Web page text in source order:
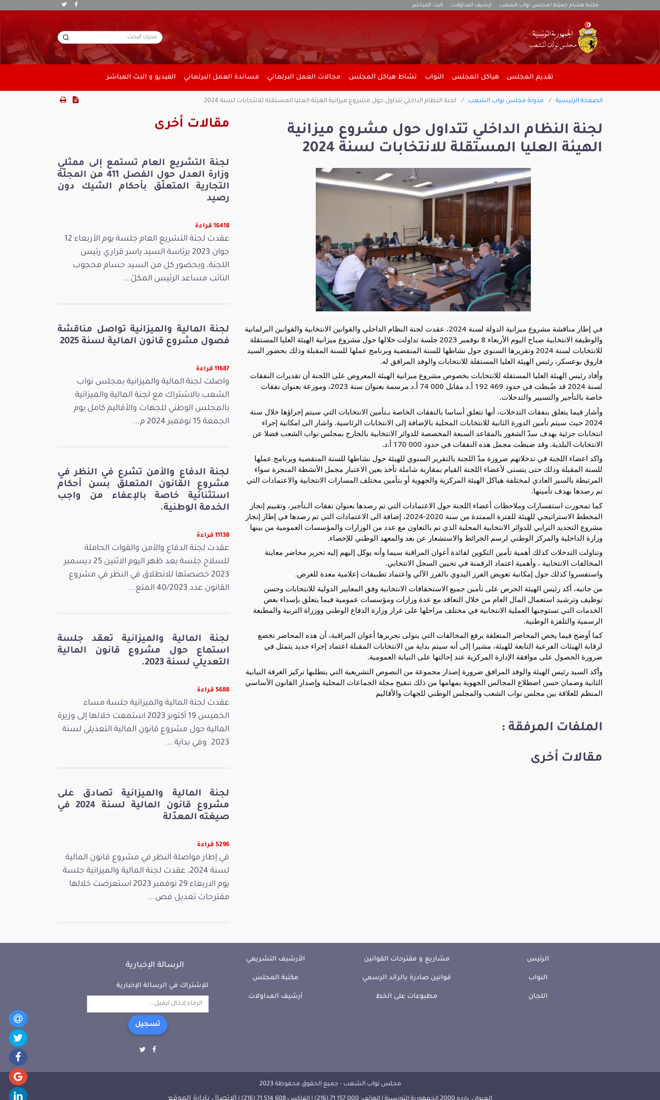
مكتبة هشام جعيّط لمجلس نواب الشعب أرشيف المداولات البث المباشر
تقديم المجلس هياكل المجلس النواب نشاط هياكل المجلس مجالات العمل البرلماني مساندة العمل البرلماني الفيديو و البث المباشر
الصفحة الرئيسية مدونة مجلس نواب الشعب لجنة النظام الداخلي تتداول حول مشروع ميزانية الهيئة العليا المستقلة للانتخابات لسنة 2024
لجنة النظام الداخلي تتداول حول مشروع ميزانية
الهيئة العليا المستقلة للانتخابات لسنة 2024
في إطار مناقشة مشروع ميزانية الدولة لسنة 2024، عقدت لجنة النظام الداخلي والقوانين الانتخابية والقوانين البرلمانية
والوظيفة الانتخابية صباح اليوم الأربعاء 8 نوفمبر 2023 جلسة تداولت خلالها حول مشروع ميزانية الهيئة العليا المستقلة
للانتخابات لسنة 2024 وتقريرها السنوي حول نشاطها للسنة المنقضية وبرنامج عملها للسنة المقبلة وذلك بحضور السيد
فاروق بوعسكر، رئيس الهيئة العليا المستقلة للانتخابات والوفد المرافق له.
وأفاد رئيس الهيئة العليا المستقلة للانتخابات بخصوص مشروع ميزانية الهيئة المعروض على اللجنة أن تقديرات النفقات
لسنة 2024 قد ضُبطت في حدود 469 192 أ.د مقابل 000 74 أ.د مرسمة بعنوان سنة 2023، وموزعة بعنوان نفقات
خاصة بالتأجير والتسيير والتدخلات.
وأشار فيما يتعلق بنفقات التدخلات، أنها تتعلق أساسا بالنفقات الخاصة بـتأمين الانتخابات التي سيتم إجراؤها خلال سنة
2024 حيث سيتم تأمين الدورة الثانية للانتخابات المحلية بالإضافة إلى الانتخابات الرئاسية. واشار الى امكانية إجراء
انتخابات جزئية بهدف سدّ الشغور بالمقاعد السبعة المخصصة للدوائر الانتخابية بالخارج بمجلس نواب الشعب فضلا عن
الانتخابات البلدية. وقد ضبطت مجمل هذه النفقات في حدود 000 170 أ.د.
واكد اعضاء اللجنة في تدخلاتهم ضرورة مدّ اللجنة بالتقرير السنوي للهيئة حول نشاطها للسنة المنقضية وبرنامج عملها
للسنة المقبلة وذلك حتى يتسنى لأعضاء اللجنة القيام بمقاربة شاملة تأخذ بعين الاعتبار مجمل الأنشطة المنجزة سواء
المرتبطة بالسير العادي لمختلفة هياكل الهيئة المركزية والجهوية أو بتأمين مختلف المسارات الانتخابية والاعتمادات التي
تم رصدها بهدف تأمينها.
كما تمحورت استفسارات وملاحظات أعضاء اللجنة حول الاعتمادات التي تم رصدها بعنوان نفقات الـتأجير، وتقييم إنجاز
المخطط الاستراتيجي للهيئة للفترة الممتدة من سنة 2020-2024، إضافة الى الاعتمادات التي تم رصدها في إطار إنجاز
مشروع التحديد الترابي للدوائر الانتخابية المحلية الذي تم بالتعاون مع عدد من الوزارات والمؤسسات العمومية من بينها
وزارة الداخلية والمركز الوطني لرسم الخرائط والاستشعار عن بعد والمعهد الوطني للإحصاء.
وتناولت التدخلات كذلك أهمية تأمين التكوين لفائدة أعوان المراقبة سيما وأنه يوكل إليهم إليه تحرير محاضر معاينة
المخالفات الانتخابية ، وأهمية اعتماد الرقمنة في تحيين السجل الانتخابي.
واستفسروا كذلك حول إمكانية تعويض الفرز اليدوي بالفرز الآلي واعتماد تطبيقات إعلامية معدة للغرض.
من جانبه، أكد رئيس الهيئة الحرص على تأمين جميع الاستحقاقات الانتخابية وفق المعايير الدولية للانتخابات وحسن
توظيف وترشيد استعمال المال العام من خلال التعاقد مع عدة وزارات ومؤسسات عمومية فيما يتعلق بإسداء بعض
الخدمات التي تستوجبها العملية الانتخابية في مختلف مراحلها على غرار وزارة الدفاع الوطني ووزراة التربية والمطبعة
الرسمية والتلفزة الوطنية.
كما أوضح فيما يخص المحاضر المتعلقة برفع المخالفات التي يتولى تحريرها أعوان المراقبة، أن هذه المحاضر تخضع
لرقابة الهيئات الفرعية التابعة للهيئة، مشيرا إلى أنه سيتم بداية من الانتخابات المقبلة اعتماد إجراء جديد يتمثل في
ضرورة الحصول على موافقة الإدارة المركزية عند إحالتها على النيابة العمومية.
وأكد السيد رئيس الهيئة والوفد المرافق ضرورة إصدار مجموعة من النصوص التشريعية التي يتطلبها تركيز الغرفة النيابية
الثانية وضمان حسن اضطلاع المجالس الجهوية بمهامها من ذلك تنقيح مجلة الجماعات المحلية وإصدار القانون الأساسي
المنظم للعلاقة بين مجلس نواب الشعب والمجلس الوطني للجهات والأقاليم
الملفات المرفقة :
مقالات أخرى
مقالات أخرى
لجنة التشريع العام تستمع إلى ممثلي
وزارة العدل حول الفصل 411 من المجلّة
التجارية المتعلّق بأحكام الشيك دون
رصيد
16418 قراءة
عقدت لجنة التشريع العام جلسة يوم الأربعاء 12
جوان 2023 برئاسة السيد ياسر قراري رئيس
اللجنة، وبحضور كل من السيد حسام محجوب
النائب مساعد الرئيس المكلّ...
لجنة المالية والميزانية تواصل مناقشة
فصول مشروع قانون المالية لسنة 2025
11687 قراءة
واصلت لجنة المالية والميزانية بمجلس نواب
الشعب بالاشتراك مع لجنة المالية والميزانية
بالمجلس الوطني للجهات والأقاليم كامل يوم
الجمعة 15 نوفمبر 2024 م...
لجنة الدفاع والأمن تشرع في النظر في
مشروع القانون المتعلق بسن أحكام
استثنائية خاصة بالإعفاء من واجب
الخدمة الوطنية.
11138 قراءة
عقدت لجنة الدفاع والأمن والقوات الحاملة
للسلاح جلسة بعد ظهر اليوم الاثنين 25 ديسمبر
2023 خصصتها للانطلاق في النظر في مشروع
القانون عدد 40/2023 المتع...
لجنة المالية والميزانية تعقد جلسة
استماع حول مشروع قانون المالية
التعديلي لسنة 2023.
5688 قراءة
عقدت لجنة المالية والميزانية جلسة مساء
الخميس 19 أكتوبر 2023 استمعت خلالها إلى وزيرة
المالية حول مشروع قانون المالية التعديلي لسنة
2023. وفي بداية ...
لجنة المالية والميزانية تصادق على
مشروع قانون المالية لسنة 2024 في
صيغته المعدّلة
5296 قراءة
في إطار مواصلة النظر في مشروع قانون المالية
لسنة 2024، عقدت لجنة المالية والميزانية جلسة
يوم الاربعاء 29 نوفمبر 2023 استعرضت خلالها
مقترحات تعديل فص...
الرئيس
النواب
اللجان
مشاريع و مقترحات القوانين
قوانين صادرة بالرائد الرسمي
مطبوعات على الخط
الأرشيف التشريعي
مكتبة المجلس
أرشيف المداولات
الرسالة الإخبارية
للإشتراك في الرسالة الإخبارية
تسجيل
مجلس نواب الشعب - جميع الحقوق محفوظة 2023